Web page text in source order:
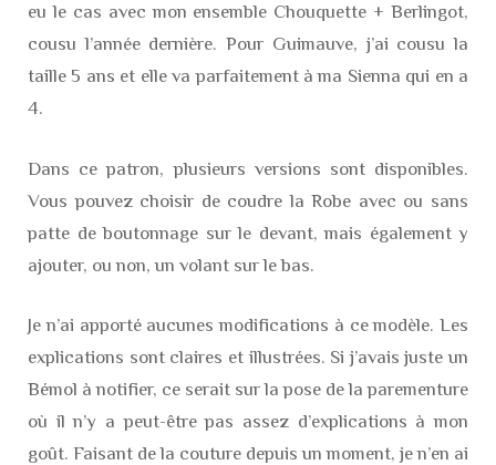
eu le cas avec mon ensemble Chouquette + Berlingot,
cousu l’année dernière. Pour Guimauve, j’ai cousu la
taille 5 ans et elle va parfaitement à ma Sienna qui en a
4.
Dans ce patron, plusieurs versions sont disponibles.
Vous pouvez choisir de coudre la Robe avec ou sans
patte de boutonnage sur le devant, mais également y
ajouter, ou non, un volant sur le bas.
Je n’ai apporté aucunes modifications à ce modèle. Les
explications sont claires et illustrées. Si j’avais juste un
Bémol à notifier, ce serait sur la pose de la parementure
où il n’y a peut-être pas assez d’explications à mon
goût. Faisant de la couture depuis un moment, je n’en ai